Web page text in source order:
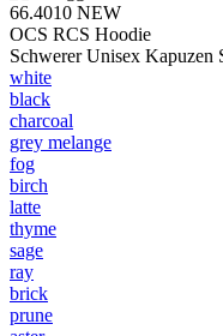
66.4010 NEW
OCS RCS Hoodie
Schwerer Unisex Kapuzen
white
black
charcoal
grey melange
fog
birch
latte
thyme
sage
ray
brick
prune